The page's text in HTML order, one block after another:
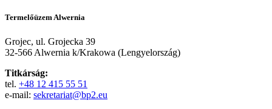
Termelőüzem Alwernia
Grojec, ul. Grojecka 39
32-566 Alwernia k/Krakowa (Lengyelország)
Titkárság:
tel. +48 12 415 55 51
e-mail: sekretariat@bp2.eu